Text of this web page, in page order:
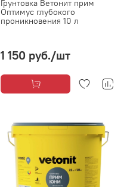
Грунтовка Ветонит прим
Оптимус глубокого
проникновения 10 л
1 150 руб./шт